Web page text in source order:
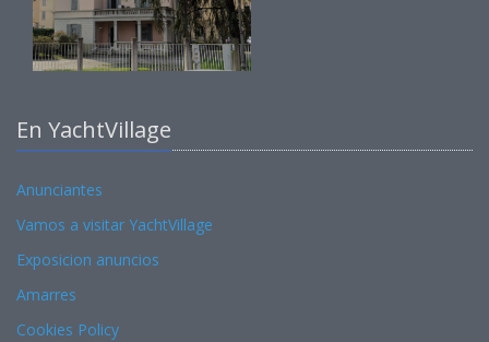
En YachtVillage
Anunciantes
Vamos a visitar YachtVillage
Exposicion anuncios
Amarres
Cookies Policy